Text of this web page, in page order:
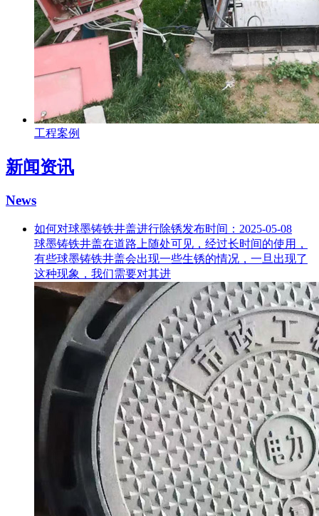
工程案例
新闻资讯
News
如何对球墨铸铁井盖进行除锈发布时间：2025-05-08
球墨铸铁井盖在道路上随处可见，经过长时间的使用，
有些球墨铸铁井盖会出现一些生锈的情况，一旦出现了
这种现象，我们需要对其进